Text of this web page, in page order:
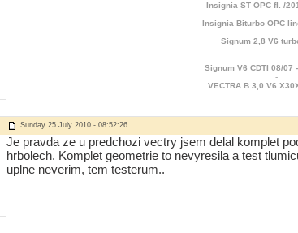
Insignia ST OPC fl. /
Insignia Biturbo OPC
Signum 2,8 V6
Signum V6 CDTI 08/07
-
VECTRA B 3,0 V6
Sunday 25 July 2010 - 08:52:26
Je pravda ze u predchozi vectry jsem delal komplet
hrbolech. Komplet geometrie to nevyresila a test
uplne neverim, tem testerum..